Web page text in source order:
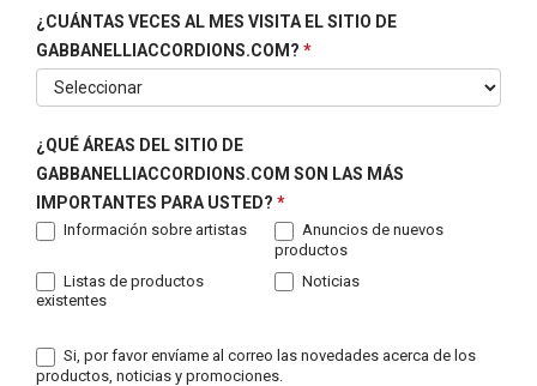
¿CUÁNTAS VECES AL MES VISITA EL SITIO DE
GABBANELLIACCORDIONS.COM? *
¿QUÉ ÁREAS DEL SITIO DE
GABBANELLIACCORDIONS.COM SON LAS MÁS
IMPORTANTES PARA USTED? *
Información sobre artistas
Anuncios de nuevos
productos
Listas de productos
existentes
Noticias
Si, por favor envíame al correo las novedades acerca de los
productos, noticias y promociones.